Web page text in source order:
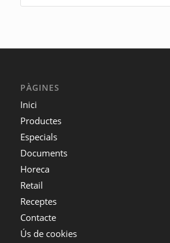
PÀGINES
Inici
Productes
Especials
Documents
Horeca
Retail
Receptes
Contacte
Ús de cookies